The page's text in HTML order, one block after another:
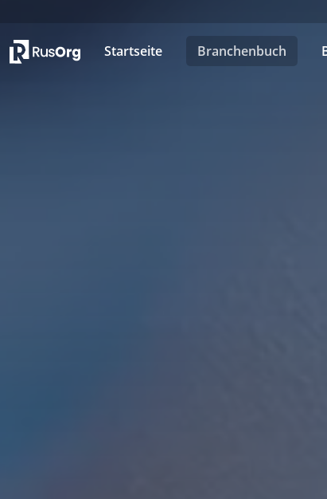
Startseite Branchenbuch